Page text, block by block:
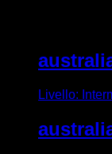
Livello: